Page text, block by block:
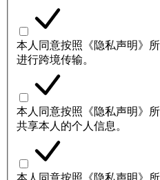
本人同意按照《隐私声明》
进行跨境传输。
本人同意按照《隐私声明》
共享本人的个人信息。
本人同意按照《隐私声明》